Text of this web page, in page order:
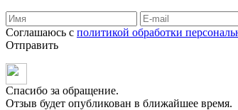
Соглашаюсь с политикой обработки
Отправить
Спасибо за обращение.
Отзыв будет опубликован в ближайшее время.